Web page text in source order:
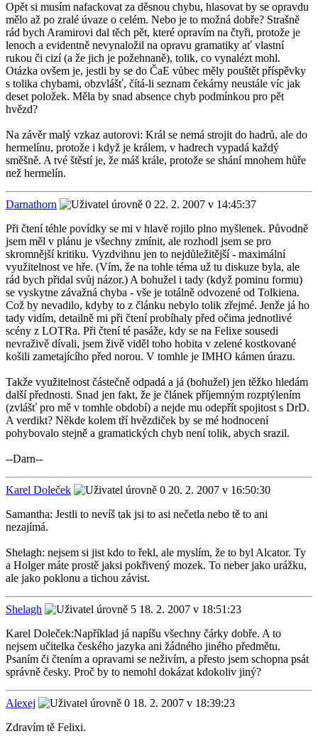
Opět si musím nafackovat za děsnou chybu, hlasovat by se opravdu
mělo až po zralé úvaze o celém. Nebo je to možná dobře? Strašně
rád bych Aramirovi dal těch pět, které opravím na čtyři, protože je
lenoch a evidentně nevynaložil na opravu gramatiky ať vlastní
rukou či cizí (a že jich je požehnaně), tolik, co vynalézt mohl.
Otázka ovšem je, jestli by se do ČaE vůbec měly pouštět příspěvky
s tolika chybami, obzvlášť, čítá-li seznam čekárny neustále víc jak
deset položek. Měla by snad absence chyb podmínkou pro pět
hvězd?
Na závěr malý vzkaz autorovi: Král se nemá strojit do hadrů, ale do
hermelínu, protože i když je králem, v hadrech vypadá každý
směšně. A tvé štěstí je, že máš krále, protože se shání mnohem hůře
než hermelín.
Darnathorn
22. 2. 2007 v 14:45:37
Při čtení téhle povídky se mi v hlavě rojilo plno myšlenek. Původně
jsem měl v plánu je všechny zmínit, ale rozhodl jsem se pro
skromnější kritiku. Vyzdvihnu jen to nejdůležitější - maximální
využitelnost ve hře. (Vím, že na tohle téma už tu diskuze byla, ale
rád bych přidal svůj názor.) A bohužel i tady (když pominu formu)
se vyskytne závažná chyba - vše je totálně odvozené od Tolkiena.
Což by nevadilo, kdyby to z článku nebylo tolik zřejmé. Jenže já ho
tady vidím, detailně mi při čtení probíhaly před očima jednotlivé
scény z LOTRa. Při čtení té pasáže, kdy se na Felixe sousedi
nevraživě dívali, jsem živě viděl toho hobita v zelené kostkované
košili zametajícího před norou. V tomhle je IMHO kámen úrazu.
Takže využitelnost částečně odpadá a já (bohužel) jen těžko hledám
další přednosti. Snad jen fakt, že je článek příjemným rozptýlením
(zvlášť pro mě v tomhle období) a nejde mu odepřít spojitost s DrD.
A verdikt? Někde kolem tří hvězdiček by se mé hodnocení
pohybovalo stejně a gramatických chyb není tolik, abych srazil.
--Darn--
Karel Doleček
20. 2. 2007 v 16:50:30
Samantha: Jestli to nevíš tak jsi to asi nečetla nebo tě to ani
nezajímá.
Shelagh: nejsem si jist kdo to řekl, ale myslím, že to byl Alcator. Ty
a Holger máte prostě jaksi pokřivený mozek. To neber jako urážku,
ale jako poklonu a tichou závist.
Shelagh
18. 2. 2007 v 18:51:23
Karel Doleček:Například já napíšu všechny čárky dobře. A to
nejsem učitelka českého jazyka ani žádného jiného předmětu.
Psaním či čtením a opravami se neživím, a přesto jsem schopna psát
správně česky. Proč by to nemohl dokázat kdokoliv jiný?
Alexej
18. 2. 2007 v 18:39:23
Zdravím tě Felixi.